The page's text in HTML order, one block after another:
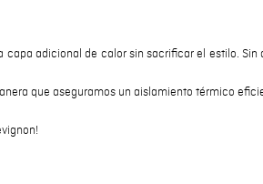
adicional de calor sin sacrificar el estilo.
que aseguramos un aislamiento térmico